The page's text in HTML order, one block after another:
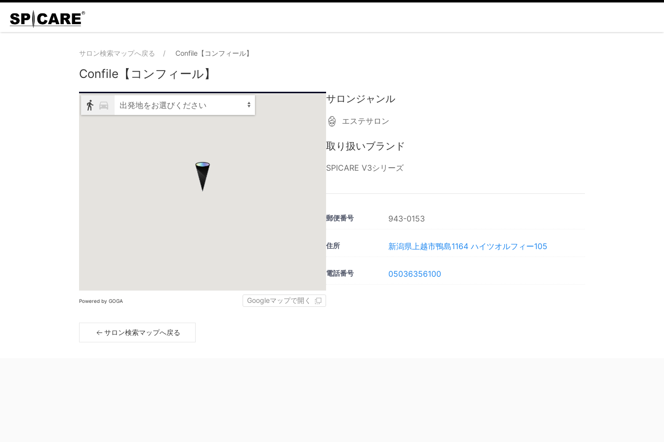
サロン検索マップへ戻る Confile【コンフィール】
Confile【コンフィール】
出発地をお選びください
Powered by GOGA Googleマップで開く
サロンジャンル
エステサロン
取り扱いブランド
SPICARE V3シリーズ
郵便番号 943-0153
住所 新潟県上越市鴨島1164 ハイツオルフィー105
電話番号 05036356100
サロン検索マップへ戻る